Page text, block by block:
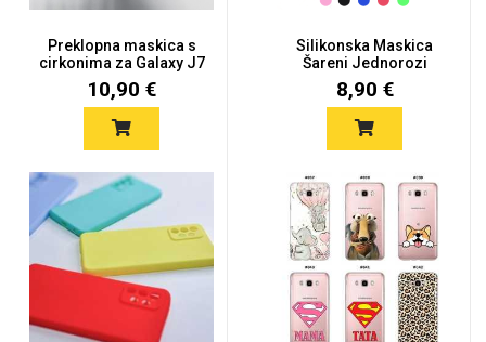
Preklopna maskica s
cirkonima za Galaxy J7
(20...
10,90 €
Silikonska Maskica
Šareni Jednorozi
Galaxy J7...
8,90 €